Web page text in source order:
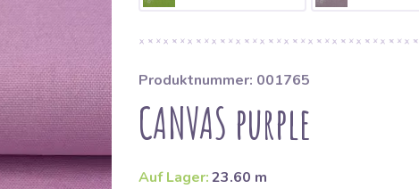
Produktnummer: 001765
CANVAS purple
Auf Lager:23.60 m